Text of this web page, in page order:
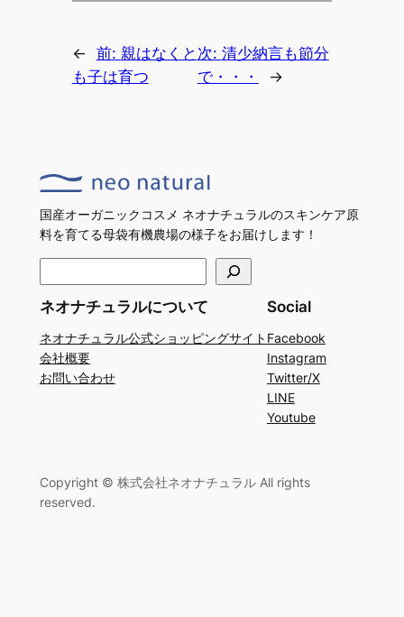
← 前: 親はなくと
も子は育つ
次: 清少納言も節分
で・・・
→
国産オーガニックコスメ ネオナチュラルのスキンケア原
料を育てる母袋有機農場の様子をお届けします！
ネオナチュラルについて
ネオナチュラル公式ショッピングサイト
会社概要
お問い合わせ
Social
Facebook
Instagram
Twitter/X
LINE
Youtube
Copyright © 株式会社ネオナチュラル All rights
reserved.